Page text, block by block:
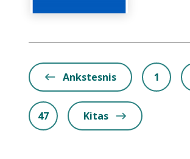
Ankstesnis 1
47 Kitas